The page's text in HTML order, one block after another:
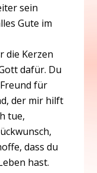
sein
Gute im
die Kerzen
dafür. Du
für
der mir hilft
tue,
dass du
hast.